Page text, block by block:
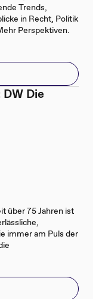
Trends,
in Recht, Politik
Perspektiven.
Die
über 75 Jahren ist
immer am Puls der